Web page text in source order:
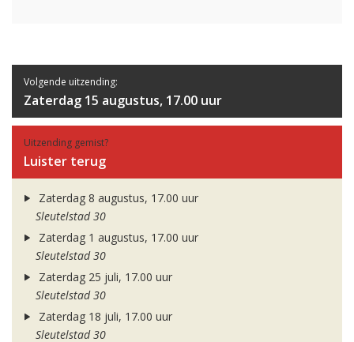
Volgende uitzending:
Zaterdag 15 augustus, 17.00 uur
Uitzending gemist?
Luister terug
Zaterdag 8 augustus, 17.00 uur
Sleutelstad 30
Zaterdag 1 augustus, 17.00 uur
Sleutelstad 30
Zaterdag 25 juli, 17.00 uur
Sleutelstad 30
Zaterdag 18 juli, 17.00 uur
Sleutelstad 30